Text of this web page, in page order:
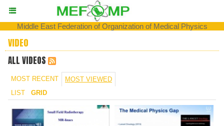
Middle East Federation of Organization of Medical Physics
VIDEO
ALL VIDEOS
MOST RECENT
MOST VIEWED
LIST
GRID